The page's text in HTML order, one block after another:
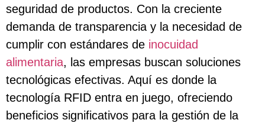
seguridad de productos. Con la creciente
demanda de transparencia y la necesidad de
cumplir con estándares de inocuidad
alimentaria, las empresas buscan soluciones
tecnológicas efectivas. Aquí es donde la
tecnología RFID entra en juego, ofreciendo
beneficios significativos para la gestión de la